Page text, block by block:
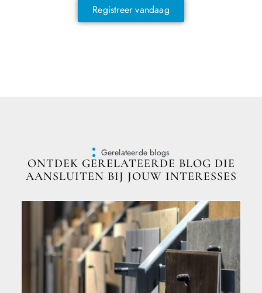
Registreer vandaag
Gerelateerde blogs
ONTDEK GERELATEERDE BLOG DIE
AANSLUITEN BIJ JOUW INTERESSES